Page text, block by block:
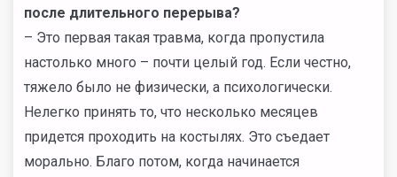
после длительного перерыва?
– Это первая такая травма, когда пропустила
настолько много – почти целый год. Если честно,
тяжело было не физически, а психологически.
Нелегко принять то, что несколько месяцев
придется проходить на костылях. Это съедает
морально. Благо потом, когда начинается